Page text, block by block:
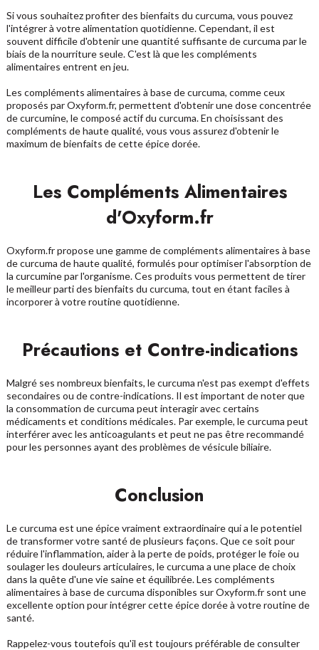
Si vous souhaitez profiter des bienfaits du curcuma, vous pouvez
l'intégrer à votre alimentation quotidienne. Cependant, il est
souvent difficile d'obtenir une quantité suffisante de curcuma par le
biais de la nourriture seule. C'est là que les compléments
alimentaires entrent en jeu.
Les compléments alimentaires à base de curcuma, comme ceux
proposés par Oxyform.fr, permettent d'obtenir une dose concentrée
de curcumine, le composé actif du curcuma. En choisissant des
compléments de haute qualité, vous vous assurez d'obtenir le
maximum de bienfaits de cette épice dorée.
Les Compléments Alimentaires
d'Oxyform.fr
Oxyform.fr propose une gamme de compléments alimentaires à base
de curcuma de haute qualité, formulés pour optimiser l'absorption de
la curcumine par l'organisme. Ces produits vous permettent de tirer
le meilleur parti des bienfaits du curcuma, tout en étant faciles à
incorporer à votre routine quotidienne.
Précautions et Contre-indications
Malgré ses nombreux bienfaits, le curcuma n'est pas exempt d'effets
secondaires ou de contre-indications. Il est important de noter que
la consommation de curcuma peut interagir avec certains
médicaments et conditions médicales. Par exemple, le curcuma peut
interférer avec les anticoagulants et peut ne pas être recommandé
pour les personnes ayant des problèmes de vésicule biliaire.
Conclusion
Le curcuma est une épice vraiment extraordinaire qui a le potentiel
de transformer votre santé de plusieurs façons. Que ce soit pour
réduire l'inflammation, aider à la perte de poids, protéger le foie ou
soulager les douleurs articulaires, le curcuma a une place de choix
dans la quête d'une vie saine et équilibrée. Les compléments
alimentaires à base de curcuma disponibles sur Oxyform.fr sont une
excellente option pour intégrer cette épice dorée à votre routine de
santé.
Rappelez-vous toutefois qu'il est toujours préférable de consulter